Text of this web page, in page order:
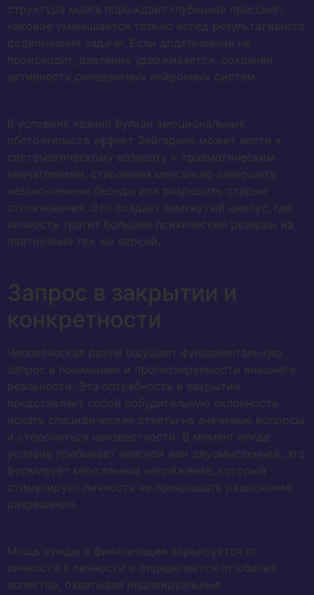
структура мозга порождает глубинное прессинг,
каковое уменьшается только вслед результативного
доделывания задачи. Если доделывание не
происходит, давление удерживается, сохраняя
активность релевантных нейронных систем.
В условиях казино Вулкан эмоциональных
обстоятельств эффект Зейгарник может вести к
систематическому возврату к травматическим
впечатлениям, стараниям ментально завершить
незаконченные беседы или разрешить старые
столкновения. Это создает замкнутый циклус, где
личность тратит большие психические резервы на
повторение тех же версий.
Запрос в закрытии и
конкретности
Человеческая разум ощущает фундаментальную
запрос в понимании и прогнозируемости внешнего
реальности. Эта потребность в закрытии
представляет собой побудительную склонность
искать специфические ответы на значимые вопросы
и сторониться неизвестности. В момент когда
условие пребывает неясной или двусмысленной, это
формирует ментальный напряжение, который
стимулирует личность не прекращать разыскание
разрешения.
Мощь нужды в финализации варьируется от
личности к личности и определяется от обилия
аспектов, охватывая индивидуальные